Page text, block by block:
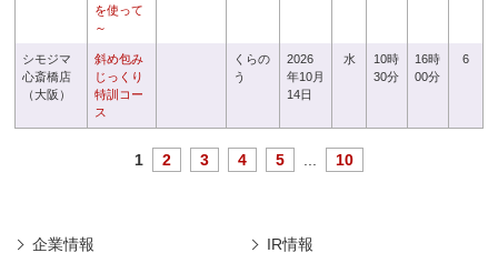
を使って
～
シモジマ
心斎橋店
（大阪）
斜め包み
じっくり
特訓コー
ス
くらの
う
2026
年10月
14日
水
10時
30分
16時
00分
6
1 2 3 4 5 10
企業情報 IR情報